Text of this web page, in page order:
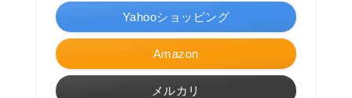
Amazon
Yahooショッピング
メルカリ